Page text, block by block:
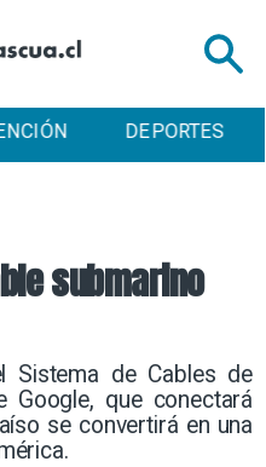
CULTURA
submarino
Sistema de Cables de
Google, que conectará
se convertirá en una